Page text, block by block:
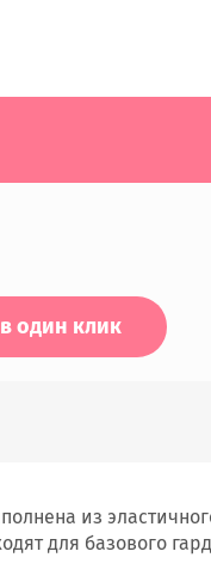
один клик
из
для базового